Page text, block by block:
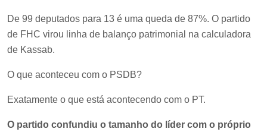
De 99 deputados para 13 é uma queda de 87%. O partido
de FHC virou linha de balanço patrimonial na calculadora
de Kassab.
O que aconteceu com o PSDB?
Exatamente o que está acontecendo com o PT.
O partido confundiu o tamanho do líder com o próprio